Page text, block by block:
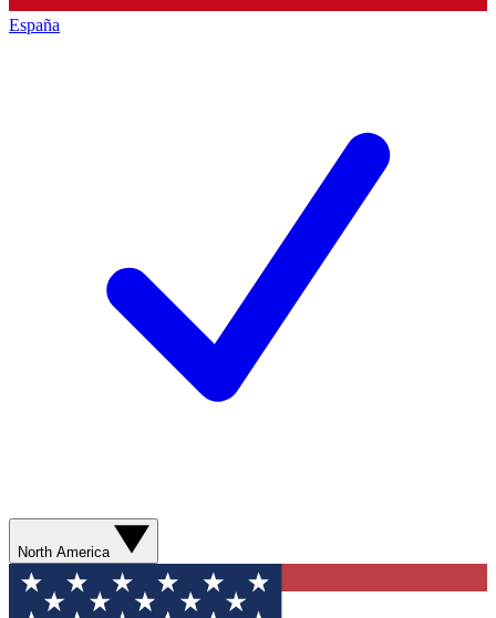
España
North America